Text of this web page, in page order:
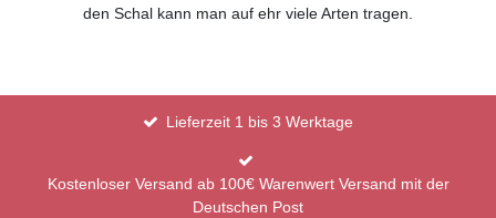
den Schal kann man auf ehr viele Arten tragen.
Lieferzeit 1 bis 3 Werktage
Kostenloser Versand ab 100€ Warenwert Versand mit der
Deutschen Post